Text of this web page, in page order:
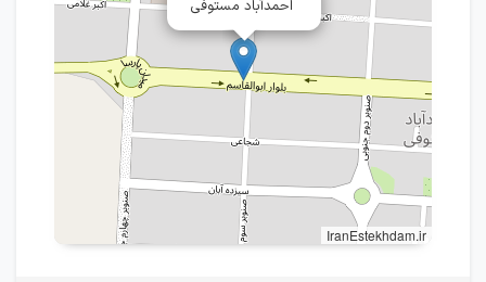
احمدآباد مستوفی
IranEstekhdam.ir